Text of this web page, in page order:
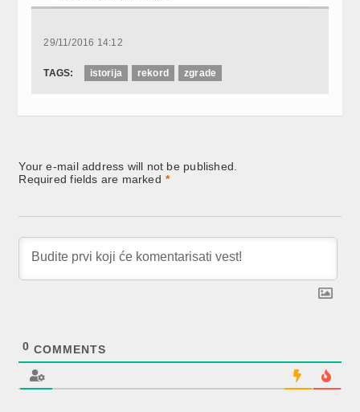
29/11/2016 14:12
TAGS: istorija rekord zgrade
Your e-mail address will not be published.
Required fields are marked *
0 COMMENTS